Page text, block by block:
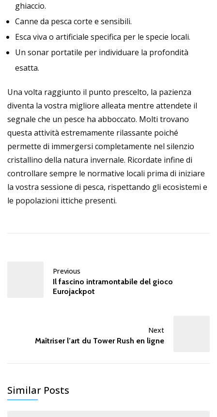
ghiaccio.
Canne da pesca corte e sensibili.
Esca viva o artificiale specifica per le specie locali.
Un sonar portatile per individuare la profondità
esatta.
Una volta raggiunto il punto prescelto, la pazienza
diventa la vostra migliore alleata mentre attendete il
segnale che un pesce ha abboccato. Molti trovano
questa attività estremamente rilassante poiché
permette di immergersi completamente nel silenzio
cristallino della natura invernale. Ricordate infine di
controllare sempre le normative locali prima di iniziare
la vostra sessione di pesca, rispettando gli ecosistemi e
le popolazioni ittiche presenti.
Previous
Il fascino intramontabile del gioco
Eurojackpot
Next
Maîtriser l’art du Tower Rush en ligne
Similar Posts